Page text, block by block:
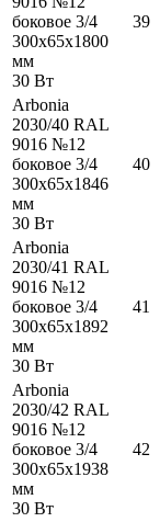
боковое 3/4
300x65x1800
мм
30 Вт
39
Arbonia
2030/40 RAL
9016 №12
боковое 3/4
300x65x1846
мм
30 Вт
40
Arbonia
2030/41 RAL
9016 №12
боковое 3/4
300x65x1892
мм
30 Вт
41
Arbonia
2030/42 RAL
9016 №12
боковое 3/4
300x65x1938
мм
30 Вт
42